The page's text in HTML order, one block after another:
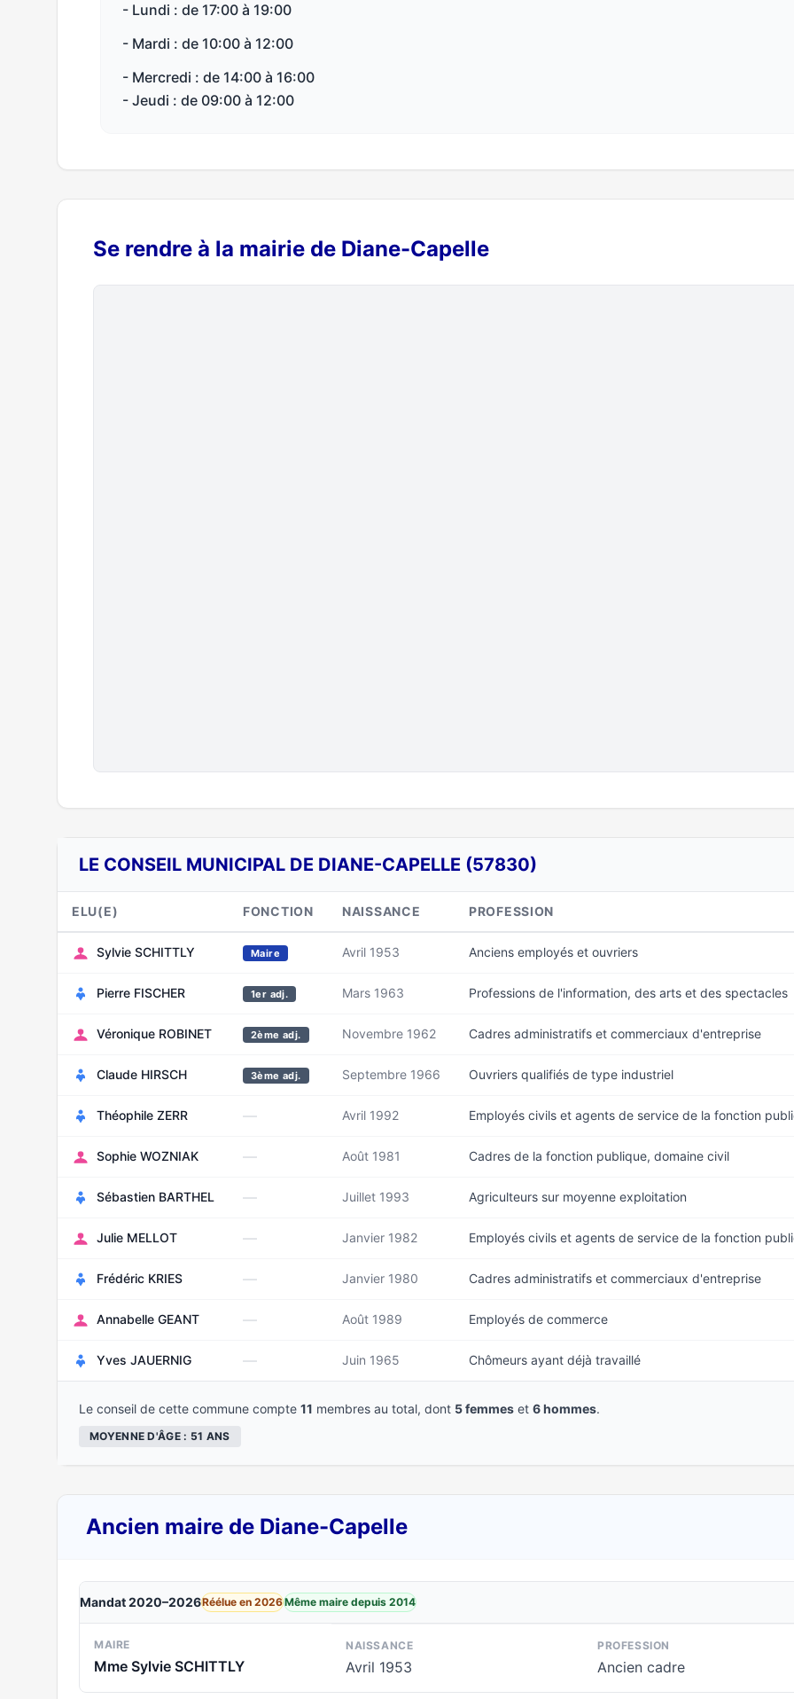
- Lundi : de 17:00 à 19:00
- Mardi : de 10:00 à 12:00
- Mercredi : de 14:00 à 16:00
- Jeudi : de 09:00 à 12:00
Se rendre à la mairie de Diane-Capelle
LE CONSEIL MUNICIPAL DE DIANE-CAPELLE (57830)
ELU(E) FONCTION NAISSANCE PROFESSION
Sylvie SCHITTLY Maire Avril 1953 Anciens employés et ouvriers
Pierre FISCHER 1er adj. Mars 1963 Professions de l'information, des arts et des spectacles
Véronique ROBINET 2ème adj. Novembre 1962 Cadres administratifs et commerciaux d'entreprise
Claude HIRSCH 3ème adj. Septembre 1966 Ouvriers qualifiés de type industriel
Théophile ZERR — Avril 1992 Employés civils et agents de service de la fonction
Sophie WOZNIAK — Août 1981 Cadres de la fonction publique, domaine civil
Sébastien BARTHEL — Juillet 1993 Agriculteurs sur moyenne exploitation
Julie MELLOT — Janvier 1982 Employés civils et agents de service de la fonction
Frédéric KRIES — Janvier 1980 Cadres administratifs et commerciaux d'entreprise
Annabelle GEANT — Août 1989 Employés de commerce
Yves JAUERNIG — Juin 1965 Chômeurs ayant déjà travaillé
Le conseil de cette commune compte 11 membres au total, dont 5 femmes et 6 hommes.
MOYENNE D'ÂGE : 51 ANS
Ancien maire de Diane-Capelle
Mandat 2020–2026Réélue en 2026Même maire depuis 2014
MAIRE
Mme Sylvie SCHITTLY
NAISSANCE
Avril 1953
PROFESSION
Ancien cadre